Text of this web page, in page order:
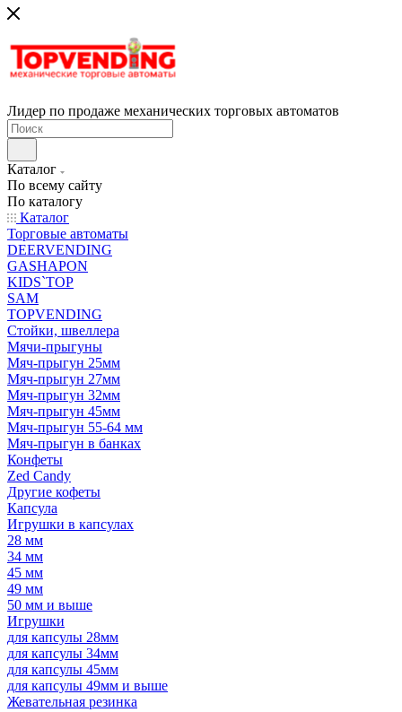
Лидер по продаже механических торговых автоматов
Каталог
По всему сайту
По каталогу
Каталог
Торговые автоматы
DEERVENDING
GASHAPON
KIDS`TOP
SAM
TOPVENDING
Стойки, швеллера
Мячи-прыгуны
Мяч-прыгун 25мм
Мяч-прыгун 27мм
Мяч-прыгун 32мм
Мяч-прыгун 45мм
Мяч-прыгун 55-64 мм
Мяч-прыгун в банках
Конфеты
Zed Candy
Другие кофеты
Капсула
Игрушки в капсулах
28 мм
34 мм
45 мм
49 мм
50 мм и выше
Игрушки
для капсулы 28мм
для капсулы 34мм
для капсулы 45мм
для капсулы 49мм и выше
Жевательная резинка